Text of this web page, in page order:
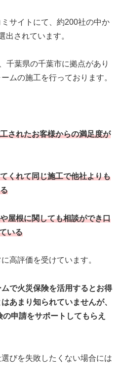
サイトにて、約200社の中か
出されています。
千葉県の千葉市に拠点があり
ムの施工を行っております。
されたお客様からの満足度が
くれて同じ施工で他社よりも
屋根に関しても相談ができ口
いる
高評価を受けています。
で火災保険を活用するとお得
あまり知られていませんが、
申請をサポートしてもらえ
びを失敗したくない場合には